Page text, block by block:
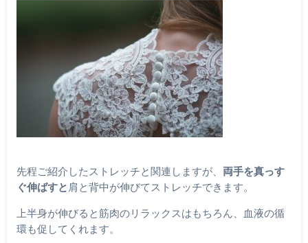
先程ご紹介したストレッチと関連しますが、 両手を真っす
ぐ伸ばすと 肩と背中が伸びてストレッチできます。
上半身が伸びると筋肉のリラックスはもちろん、血液の循
環も促してくれます。